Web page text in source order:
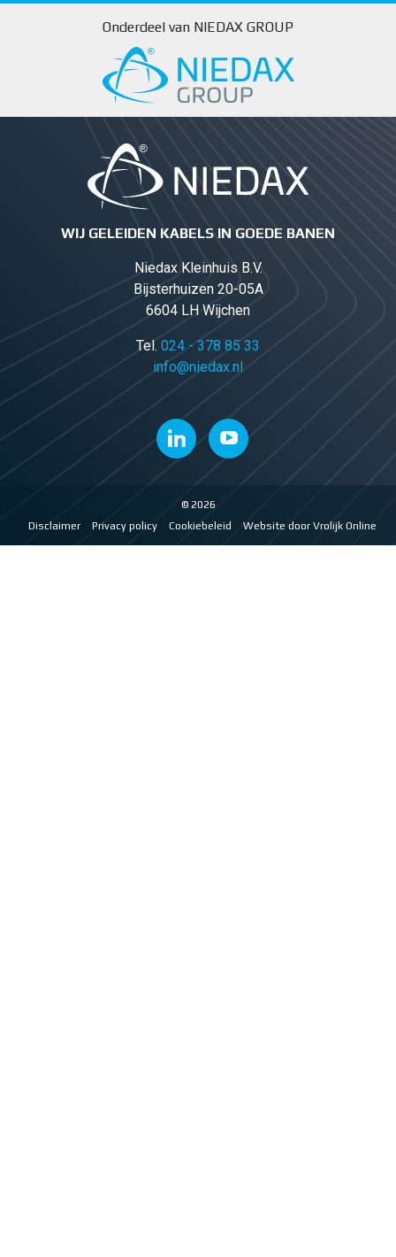
Onderdeel van NIEDAX GROUP
WIJ GELEIDEN KABELS IN GOEDE BANEN
Niedax Kleinhuis B.V.
Bijsterhuizen 20-05A
6604 LH Wijchen
Tel. 024 - 378 85 33
info@niedax.nl
© 2026
Disclaimer
Privacy policy Cookiebeleid Website door Vrolijk Online